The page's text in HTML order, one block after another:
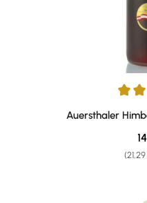
Durchschnittliche
Auersthaler